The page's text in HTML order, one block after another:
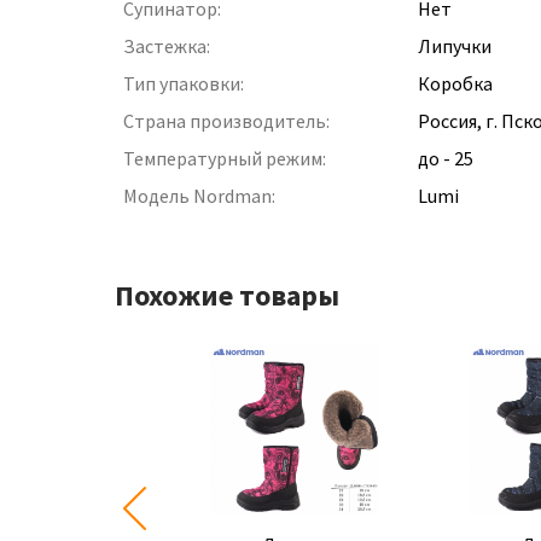
Супинатор:
Нет
Застежка:
Липучки
Тип упаковки:
Коробка
Страна производитель:
Россия, г.
Температурный режим:
до - 25
Модель Nordman:
Lumi
Похожие товары